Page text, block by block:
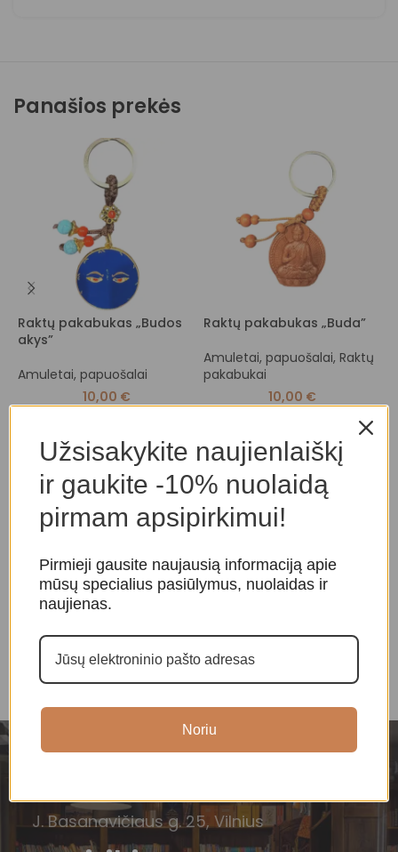
Panašios prekės
Raktų pakabukas „Budos
akys”
Amuletai, papuošalai
10,00 €
Raktų pakabukas „Buda”
Amuletai, papuošalai, Raktų
pakabukai
10,00 €
J. Basanavičiaus g. 25, Vilnius
Užsisakykite naujienlaiškį
ir gaukite -10% nuolaidą
pirmam apsipirkimui!
Pirmieji gausite naujausią informaciją apie
mūsų specialius pasiūlymus, nuolaidas ir
naujienas.
Noriu